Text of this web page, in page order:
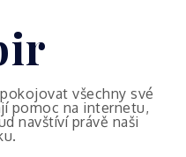
všechny své
pomoc na internetu,
navštíví právě naši